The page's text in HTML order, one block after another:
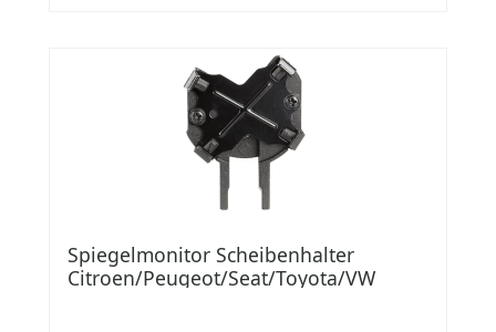
Spiegelmonitor Scheibenhalter
Citroen/Peugeot/Seat/Toyota/VW